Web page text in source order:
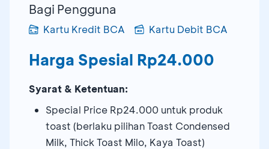
Bagi Pengguna
Kartu Kredit BCA Kartu Debit BCA
Harga Spesial Rp24.000
Syarat & Ketentuan:
Special Price Rp24.000 untuk produk
toast (berlaku pilihan Toast Condensed
Milk, Thick Toast Milo, Kaya Toast)